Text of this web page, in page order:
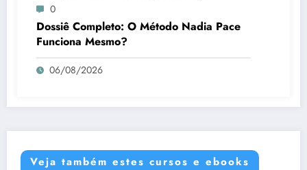
0
Dossiê Completo: O Método Nadia Pace
Funciona Mesmo?
06/08/2026
Veja também estes cursos e ebooks